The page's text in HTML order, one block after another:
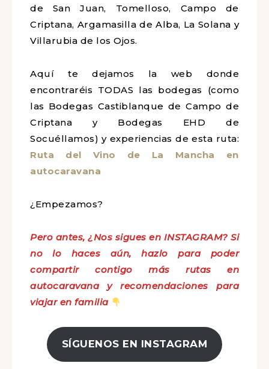
de San Juan, Tomelloso, Campo de
Criptana, Argamasilla de Alba, La Solana y
Villarubia de los Ojos.
Aquí te dejamos la web donde
encontraréis TODAS las bodegas (como
las Bodegas Castiblanque de Campo de
Criptana y Bodegas EHD de
Socuéllamos) y experiencias de esta ruta:
Ruta del Vino de La Mancha en
autocaravana
¿Empezamos?
Pero antes, ¿Nos sigues en INSTAGRAM? Si
no lo haces aún, hazlo para poder
compartir contigo más rutas en
autocaravana y recomendaciones para
viajar en familia
SÍGUENOS EN INSTAGRAM